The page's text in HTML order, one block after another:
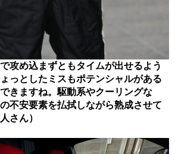
攻め込まずともタイムが出せるよう
っとしたミスもポテンシャルがある
きますね。駆動系やクーリングな
不安要素を払拭しながら熟成させて
さん）